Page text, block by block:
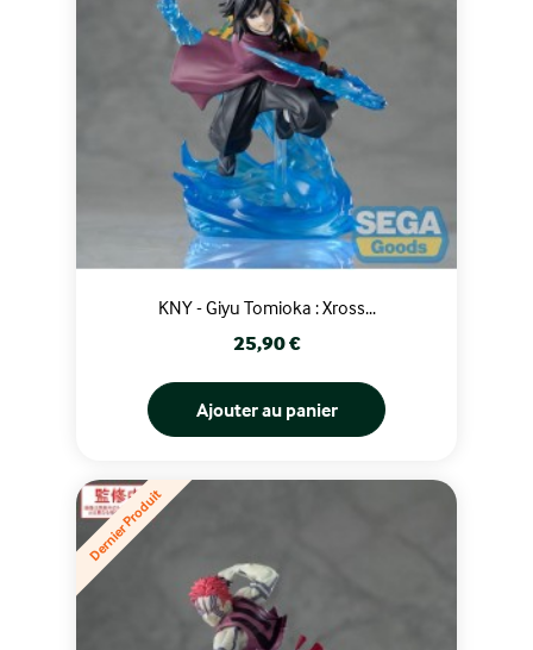
KNY - Giyu Tomioka : Xross...
Prix
25,90 €
Ajouter au panier
Dernier Produit